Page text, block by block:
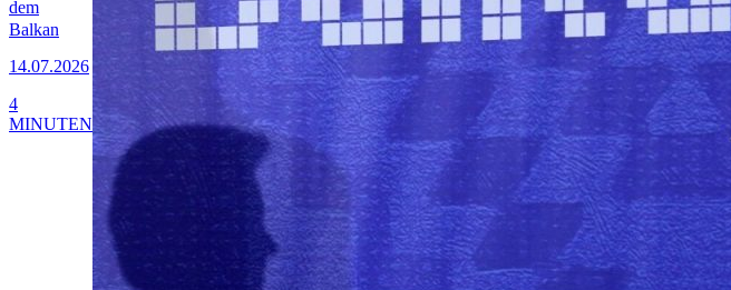
dem
Balkan
14.07.2026
4
MINUTEN